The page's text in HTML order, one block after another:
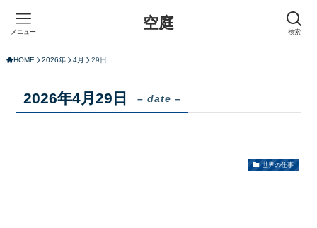
空庭 検索
メニュー
HOME 2026年 4月 29日
2026年4月29日 – date –
世界の仕事